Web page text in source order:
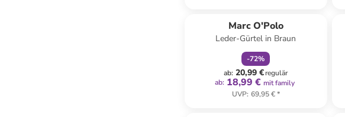
Marc O'Polo
Leder-Gürtel in Braun
-72%
ab: 20,99 €regulär
ab: 18,99 € mit family
UVP: 69,95 €*